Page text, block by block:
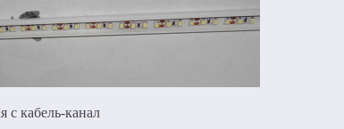
с кабель-канал